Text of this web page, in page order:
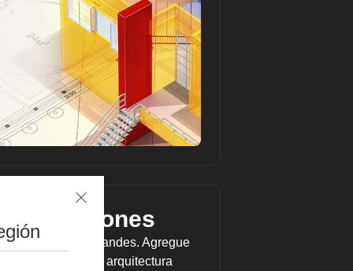
de reuniones
públicos más grandes. Agregue
controladores de arquitectura